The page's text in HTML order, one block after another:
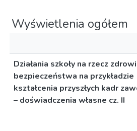
Wyświetlenia ogółem
Działania szkoły na rzecz
bezpieczeństwa na przykładzie
kształcenia przyszłych kadr
– doświadczenia własne cz. II